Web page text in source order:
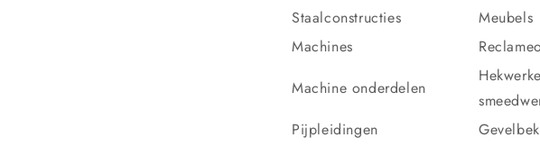
Staalconstructies Meubels
Machines
Machine onderdelen
Pijpleidingen